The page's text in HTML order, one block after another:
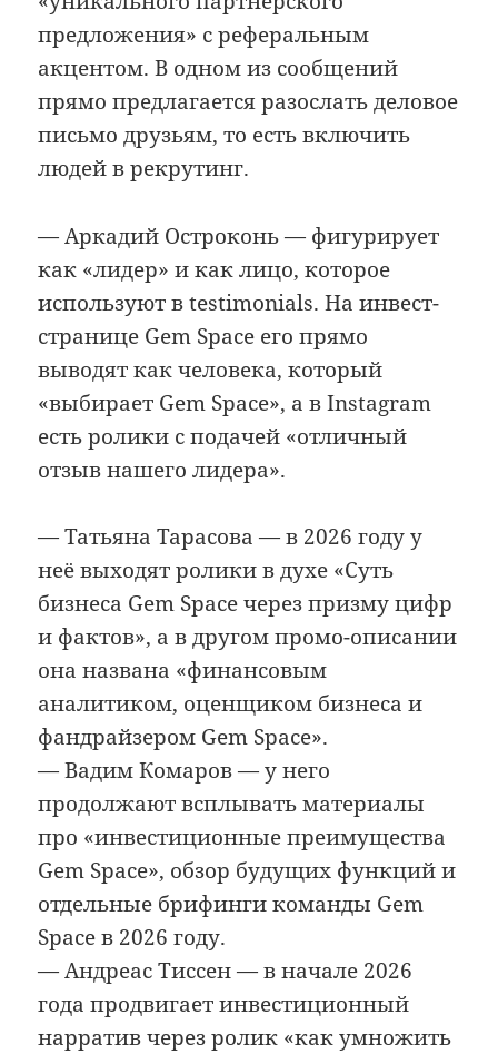
предложения» с реферальным
акцентом. В одном из сообщений
прямо предлагается разослать деловое
письмо друзьям, то есть включить
людей в рекрутинг.
— Аркадий Остроконь — фигурирует
как «лидер» и как лицо, которое
используют в testimonials. На инвест-
странице Gem Space его прямо
выводят как человека, который
«выбирает Gem Space», а в Instagram
есть ролики с подачей «отличный
отзыв нашего лидера».
— Татьяна Тарасова — в 2026 году у
неё выходят ролики в духе «Суть
бизнеса Gem Space через призму цифр
и фактов», а в другом промо-описании
она названа «финансовым
аналитиком, оценщиком бизнеса и
фандрайзером Gem Space».
— Вадим Комаров — у него
продолжают всплывать материалы
про «инвестиционные преимущества
Gem Space», обзор будущих функций и
отдельные брифинги команды Gem
Space в 2026 году.
— Андреас Тиссен — в начале 2026
года продвигает инвестиционный
нарратив через ролик «как умножить